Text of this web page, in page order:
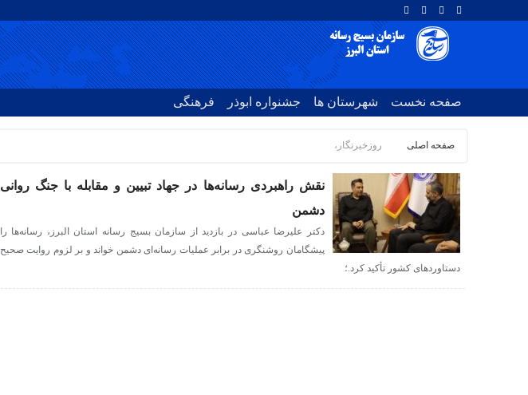
صفحه نخست شهرستان ها جشنواره ابوذر فرهنگی
صفحه اصلی روزخبرنگار،
نقش راهبردی رسانه‌ها در جهاد تبیین و مقابله با جنگ روانی
دشمن
دکتر علیرضا عباسی در بازدید از سازمان بسیج رسانه استان البرز، رسانه‌ها را
پیشگامان روشنگری در برابر عملیات رسانه‌ای دشمن خواند و بر لزوم روایت صحیح
دستاوردهای کشور تأکید کرد.؛